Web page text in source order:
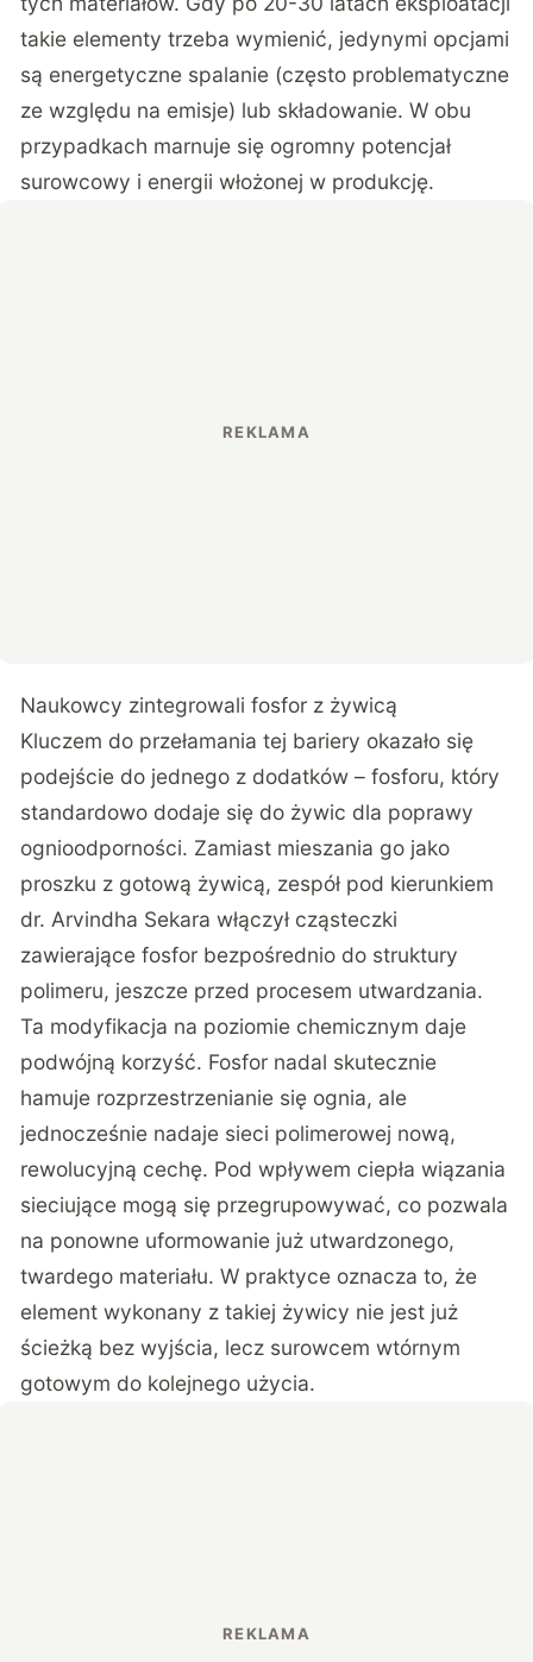
takie elementy trzeba wymienić, jedynymi opcjami
są energetyczne spalanie (często problematyczne
ze względu na emisje) lub składowanie. W obu
przypadkach marnuje się ogromny potencjał
surowcowy i energii włożonej w produkcję.
Naukowcy zintegrowali fosfor z żywicą
Kluczem do przełamania tej bariery okazało się
podejście do jednego z dodatków – fosforu, który
standardowo dodaje się do żywic dla poprawy
ognioodporności. Zamiast mieszania go jako
proszku z gotową żywicą, zespół pod kierunkiem
dr. Arvindha Sekara włączył cząsteczki
zawierające fosfor bezpośrednio do struktury
polimeru, jeszcze przed procesem utwardzania.
Ta modyfikacja na poziomie chemicznym daje
podwójną korzyść. Fosfor nadal skutecznie
hamuje rozprzestrzenianie się ognia, ale
jednocześnie nadaje sieci polimerowej nową,
rewolucyjną cechę. Pod wpływem ciepła wiązania
sieciujące mogą się przegrupowywać, co pozwala
na ponowne uformowanie już utwardzonego,
twardego materiału. W praktyce oznacza to, że
element wykonany z takiej żywicy nie jest już
ścieżką bez wyjścia, lecz surowcem wtórnym
gotowym do kolejnego użycia.